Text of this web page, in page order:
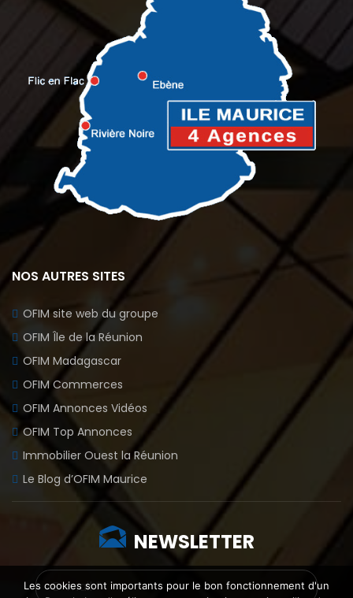
NOS AUTRES SITES
OFIM site web du groupe
OFIM Île de la Réunion
OFIM Madagascar
OFIM Commerces
OFIM Annonces Vidéos
OFIM Top Annonces
Immobilier Ouest la Réunion
Le Blog d’OFIM Maurice
NEWSLETTER
Les cookies sont importants pour le bon fonctionnement d'un